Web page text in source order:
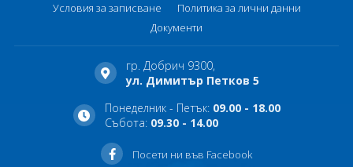
Условия за записване
Политика за лични данни
Документи
гр. Добрич 9300,
ул. Димитър Петков 5
Понеделник - Петък: 09.00 - 18.00
Събота: 09.30 - 14.00
Посети ни във Facebook